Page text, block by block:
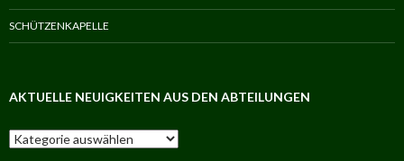
SCHÜTZENKAPELLE
AKTUELLE NEUIGKEITEN AUS DEN ABTEILUNGEN
Aktuelle
Neuigkeiten